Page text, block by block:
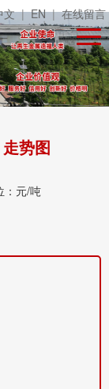
文 | EN | 在线留言
势图
：元/吨